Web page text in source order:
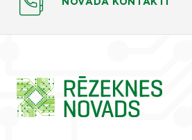
NOVADA KONTAKTI